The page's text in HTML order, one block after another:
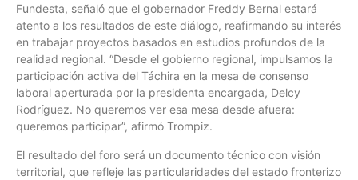
Fundesta, señaló que el gobernador Freddy Bernal estará
atento a los resultados de este diálogo, reafirmando su interés
en trabajar proyectos basados en estudios profundos de la
realidad regional. “Desde el gobierno regional, impulsamos la
participación activa del Táchira en la mesa de consenso
laboral aperturada por la presidenta encargada, Delcy
Rodríguez. No queremos ver esa mesa desde afuera:
queremos participar”, afirmó Trompiz.
El resultado del foro será un documento técnico con visión
territorial, que refleje las particularidades del estado fronterizo